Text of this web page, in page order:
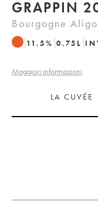
Bourgogne
11.5% 0.75 L
Maggiori informazioni
LA CUVÉE